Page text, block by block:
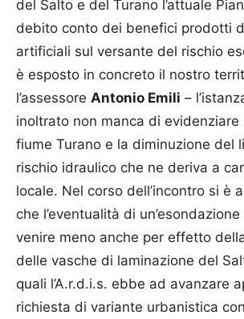
del Salto e del Turano l’attuale
debito conto dei benefici prodotti
artificiali sul versante del rischio
è esposto in concreto il nostro
l’assessore Antonio Emili –
inoltrato non manca di
fiume Turano e la diminuzione del
rischio idraulico che ne deriva a
locale. Nel corso dell’incontro si è
che l’eventualità di
venire meno anche per effetto
delle vasche di laminazione del
quali l’A.r.d.i.s. ebbe ad avanzare
richiesta di variante urbanistica